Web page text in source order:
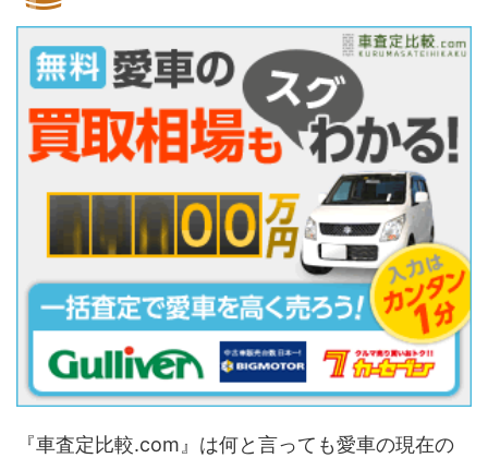
『車査定比較.com』は何と言っても愛車の現在の